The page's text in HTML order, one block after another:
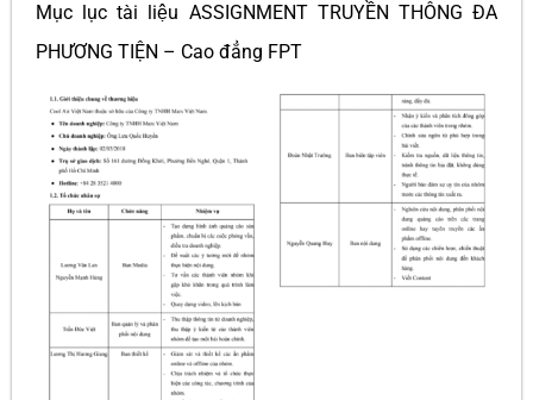
Mục lục tài liệu ASSIGNMENT TRUYỀN THÔNG ĐA
PHƯƠNG TIỆN – Cao đẳng FPT